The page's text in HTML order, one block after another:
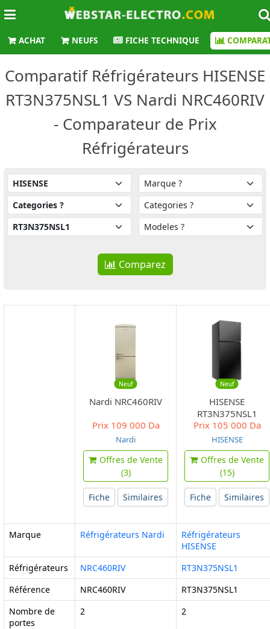
ACHAT NEUFS FICHE TECHNIQUE
Comparatif Réfrigérateurs HISENSE
RT3N375NSL1 VS Nardi NRC460RIV
- Comparateur de Prix
Réfrigérateurs
Comparez
Neuf
Nardi NRC460RIV
Prix109 000 Da
Nardi
Offres de Vente
(3)
Fiche Similaires
Neuf
HISENSE
RT3N375NSL1
Prix105 000 Da
HISENSE
Offres de Vente
(15)
Fiche Similaires
Marque Réfrigérateurs Nardi
Réfrigérateurs
HISENSE
Réfrigérateurs
NRC460RIV
RT3N375NSL1
Référence
NRC460RIV
RT3N375NSL1
Nombre de
portes
2 2